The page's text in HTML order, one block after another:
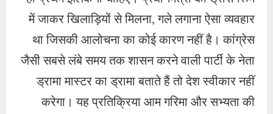
में जाकर खिलाड़ियों से मिलना, गले लगाना ऐसा व्यवहार
था जिसकी आलोचना का कोई कारण नहीं है। कांग्रेस
जैसी सबसे लंबे समय तक शासन करने वाली पार्टी के नेता
ड्रामा मास्टर का ड्रामा बताते हैं तो देश स्वीकार नहीं
करेगा। यह प्रतिक्रिया आम गरिमा और सभ्यता की